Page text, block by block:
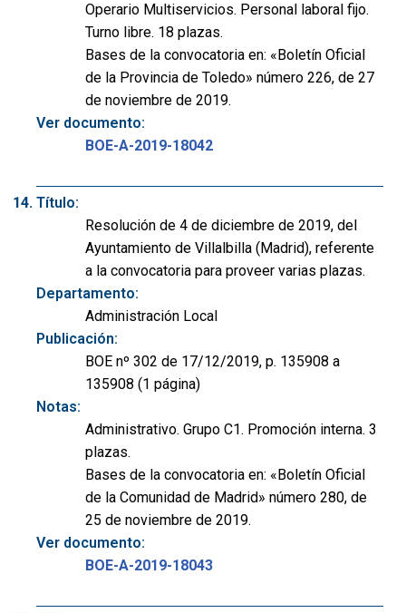
Operario Multiservicios. Personal laboral fijo.
Turno libre. 18 plazas.
Bases de la convocatoria en: «Boletín Oficial
de la Provincia de Toledo» número 226, de 27
de noviembre de 2019.
Ver documento:
BOE-A-2019-18042
Título:
Resolución de 4 de diciembre de 2019, del
Ayuntamiento de Villalbilla (Madrid), referente
a la convocatoria para proveer varias plazas.
Departamento:
Administración Local
Publicación:
BOE nº 302 de 17/12/2019, p. 135908 a
135908 (1 página)
Notas:
Administrativo. Grupo C1. Promoción interna. 3
plazas.
Bases de la convocatoria en: «Boletín Oficial
de la Comunidad de Madrid» número 280, de
25 de noviembre de 2019.
Ver documento:
BOE-A-2019-18043